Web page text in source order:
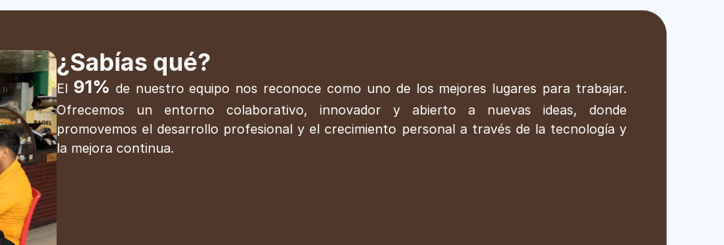
¿Sabías qué?
El 91% de nuestro equipo nos reconoce como uno de los mejores lugares para trabajar.
Ofrecemos un entorno colaborativo, innovador y abierto a nuevas ideas, donde
promovemos el desarrollo profesional y el crecimiento personal a través de la tecnología y
la mejora continua.